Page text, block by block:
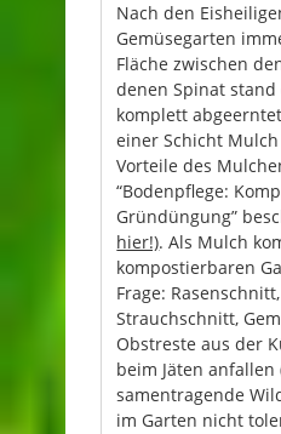
Nach den
Gemüsegarten
Fläche zwischen
denen Spinat
komplett
einer Schicht
Vorteile des
“Bodenpflege:
Gründüngung”
hier!). Als Mulch
kompostierbaren
Frage:
Strauchschnitt,
Obstreste aus der
beim Jäten anfallen
samentragende
im Garten nicht